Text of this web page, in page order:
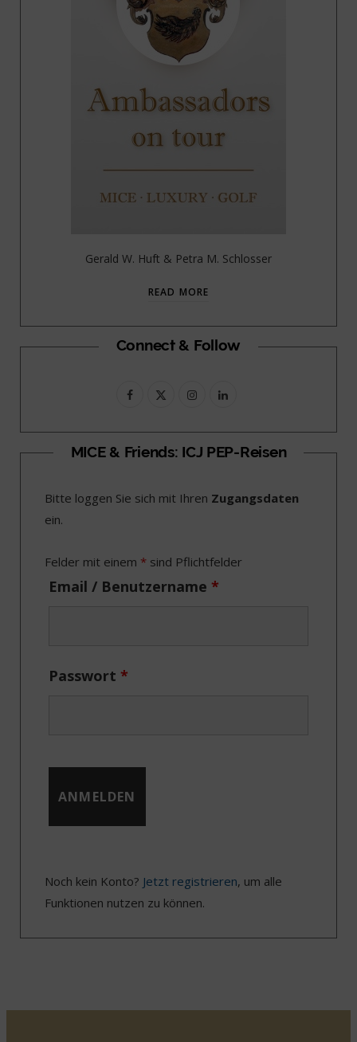
Gerald W. Huft & Petra M. Schlosser
READ MORE
Connect & Follow
F
c
b
o
k
T
i
t
e
I
s
a
r
a
L
n
e
I
MICE & Friends: ICJ PEP-Reisen
Bitte loggen Sie sich mit Ihren Zugangsdaten
ein.
Felder mit einem * sind Pflichtfelder
Email / Benutzername *
Passwort *
Noch kein Konto? Jetzt registrieren, um alle
Funktionen nutzen zu können.